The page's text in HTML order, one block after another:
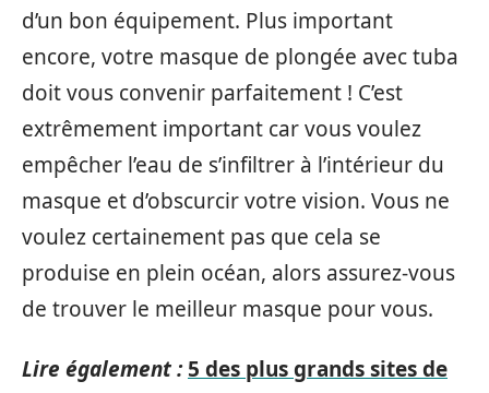
d’un bon équipement. Plus important
encore, votre masque de plongée avec tuba
doit vous convenir parfaitement ! C’est
extrêmement important car vous voulez
empêcher l’eau de s’infiltrer à l’intérieur du
masque et d’obscurcir votre vision. Vous ne
voulez certainement pas que cela se
produise en plein océan, alors assurez-vous
de trouver le meilleur masque pour vous.
Lire également : 5 des plus grands sites de